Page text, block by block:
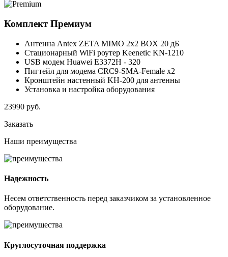
КомплектПремиум
Антенна Antex ZETA MIMO 2x2 BOX 20 дБ
Стационарный WiFi роутер Keenetic KN-1210
USB модем Huawei E3372H - 320
Пигтейл для модема CRC9-SMA-Female x2
Кронштейн настенный KH-200 для антенны
Установка и настройка оборудования
23990 руб.
Заказать
Наши преимущества
Надежность
Несем ответственность перед заказчиком за установленное
оборудование.
Круглосуточная поддержка